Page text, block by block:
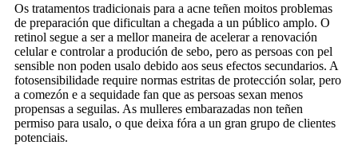
Os tratamentos tradicionais para a acne teñen moitos problemas
de preparación que dificultan a chegada a un público amplo. O
retinol segue a ser a mellor maneira de acelerar a renovación
celular e controlar a produción de sebo, pero as persoas con pel
sensible non poden usalo debido aos seus efectos secundarios. A
fotosensibilidade require normas estritas de protección solar, pero
a comezón e a sequidade fan que as persoas sexan menos
propensas a seguilas. As mulleres embarazadas non teñen
permiso para usalo, o que deixa fóra a un gran grupo de clientes
potenciais.